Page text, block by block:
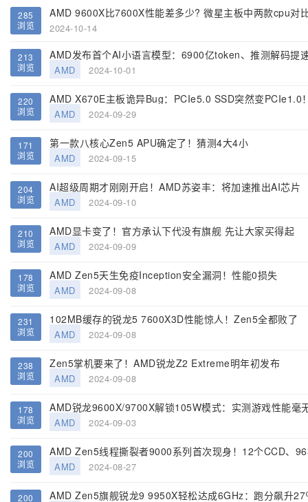
285
浏览
AMD 9600X比7600X性能差多少? 微星主板中两款cpu对
2024-10-14
213
浏览
AMD发布首个AI小语言模型：6900亿token、推测解码提
AMD 2024-10-01
220
浏览
AMD X670E主板诡异Bug：PCIe5.0 SSD突然变PCIe1.0
AMD 2024-09-29
171
浏览
第一款八核心Zen5 APU确定了！猜测4大4小
AMD 2024-09-15
204
浏览
AI超级周期才刚刚开启！AMD苏姿丰：将加速推出AI芯片
AMD 2024-09-10
210
浏览
AMD显卡变了！官方承认下代没有旗舰 先让大家买得起
AMD 2024-09-09
178
浏览
AMD Zen5天生免疫Inception安全漏洞！性能0损失
AMD 2024-09-08
231
浏览
102MB缓存的锐龙5 7600X3D性能惊人！Zen5全都败了
AMD 2024-09-08
238
浏览
Zen5掌机要来了！AMD锐龙Z2 Extreme明年初发布
AMD 2024-09-08
178
浏览
AMD锐龙9600X/9700X解锁105W模式：实测游戏性能毫
AMD 2024-09-03
200
浏览
AMD Zen5线程撕裂者9000系列首次现身！12个CCD、
AMD 2024-08-27
200 AMD Zen5旗舰锐龙9 9950X轻松达成6GHz：跑分飙升27